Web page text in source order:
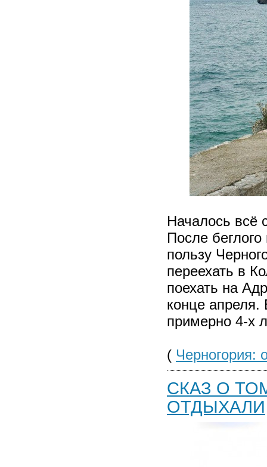
Началось всё
После
пользу
переехать в
поехать на
конце апреля.
примерно 4-х
( Черногория:
СКАЗ О
ОТДЫХАЛИ